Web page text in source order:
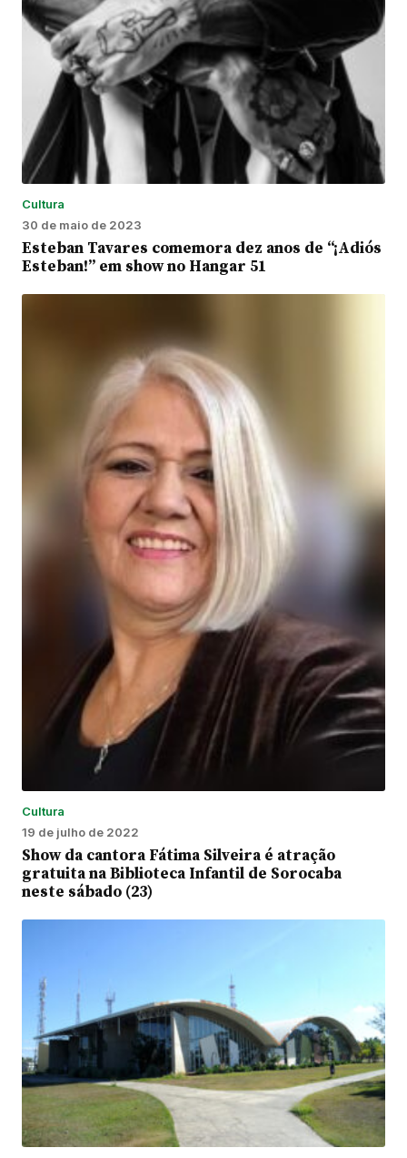
Cultura
30 de maio de 2023
Esteban Tavares comemora dez anos de “¡Adiós
Esteban!” em show no Hangar 51
Cultura
19 de julho de 2022
Show da cantora Fátima Silveira é atração
gratuita na Biblioteca Infantil de Sorocaba
neste sábado (23)